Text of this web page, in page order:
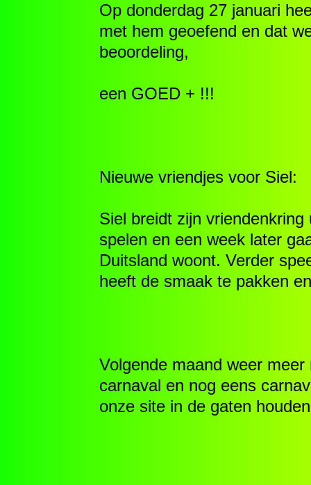
Op donderdag 27 januari
met hem geoefend en dat
beoordeling,
een GOED + !!!
Nieuwe vriendjes voor Siel:
Siel breidt zijn
spelen en een week later
Duitsland woont. Verder
heeft de smaak te pakken
Volgende maand weer
carnaval en nog eens
onze site in de gaten